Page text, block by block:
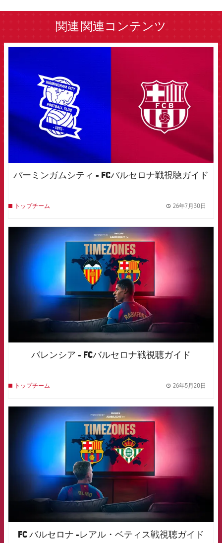
関連 関連コンテンツ
バーミンガムシティ - FCバルセロナ戦視聴ガイド
トップチーム 26年7月30日
FCB Barcelona badge
バレンシア - FCバルセロナ戦視聴ガイド
トップチーム 26年5月20日
FCB Barcelona badge
FC バルセロナ -レアル・ベティス戦視聴ガイド